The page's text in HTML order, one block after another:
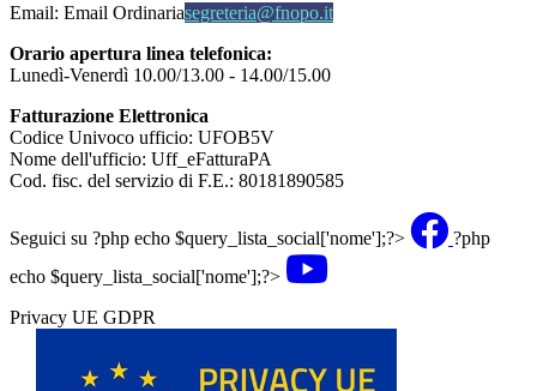
Email: Email Ordinariasegreteria@fnopo.it
Orario apertura linea telefonica:
Lunedì-Venerdì 10.00/13.00 - 14.00/15.00
Fatturazione Elettronica
Codice Univoco ufficio: UFOB5V
Nome dell'ufficio: Uff_eFatturaPA
Cod. fisc. del servizio di F.E.: 80181890585
Seguici su ?php echo $query_lista_social['nome'];?>
?php
echo $query_lista_social['nome'];?>
Privacy UE GDPR